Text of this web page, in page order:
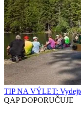
TIP NA VÝLET:
QAP DOPORUČUJE